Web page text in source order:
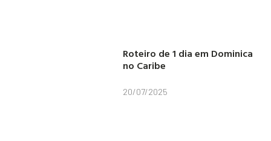
Roteiro de 1 dia em Dominica
no Caribe
20/07/2025